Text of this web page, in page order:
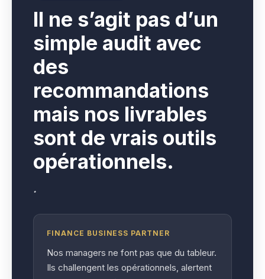
Il ne s’agit pas d’un
simple audit avec
des
recommandations
mais nos livrables
sont de vrais outils
opérationnels.
.
FINANCE BUSINESS PARTNER
Nos managers ne font pas que du tableur.
Ils challengent les opérationnels, alertent